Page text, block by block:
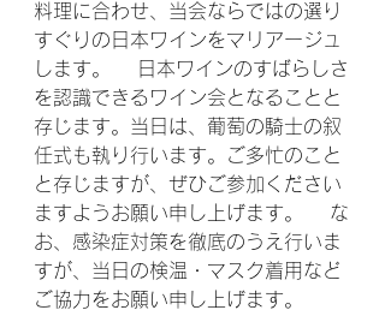
料理に合わせ、当会ならではの選り
すぐりの日本ワインをマリアージュ
します。 　日本ワインのすばらしさ
を認識できるワイン会となることと
存じます。当日は、葡萄の騎士の叙
任式も執り行います。ご多忙のこと
と存じますが、ぜひご参加ください
ますようお願い申し上げます。 　な
お、感染症対策を徹底のうえ行いま
すが、当日の検温・マスク着用など
ご協力をお願い申し上げます。